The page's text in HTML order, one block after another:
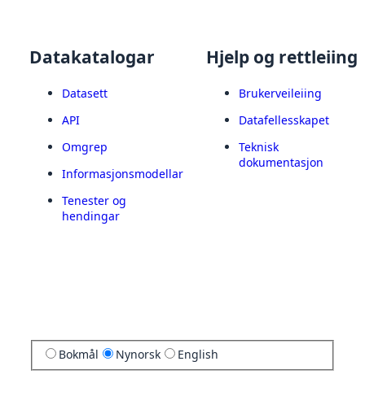
Datakatalogar
Datasett
API
Omgrep
Informasjonsmodellar
Tenester og
hendingar
Hjelp og rettleiing
Brukerveileiing
Datafellesskapet
Teknisk
dokumentasjon
Bokmål Nynorsk English